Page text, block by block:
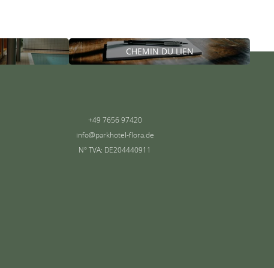
CHEMIN DU LIEN
+49 7656 97420
info@parkhotel-flora.de
N° TVA: DE204440911